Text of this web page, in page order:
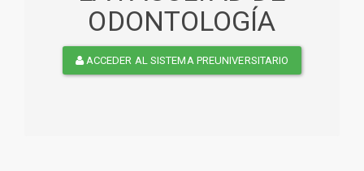
ODONTOLOGÍA
ACCEDER AL SISTEMA PREUNIVERSITARIO